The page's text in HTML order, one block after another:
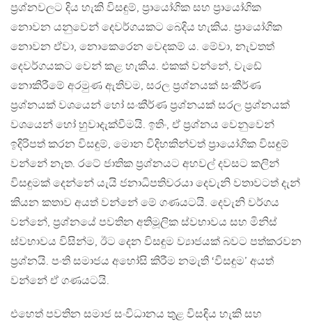
ප්‍රශ්නවලට දිය හැකි විසඳුම්, ප්‍රායෝගික සහ ප්‍රායෝගික
නොවන යනුවෙන් දෙවර්ගයකට බෙදිය හැකිය. ප්‍රායෝගික
නොවන ඒවා, නොකෙරෙන වෙදකම් ය. මේවා, නැවතත්
දෙවර්ගයකට වෙන් කළ හැකිය. එකක් වන්නේ, වැඩේ
නොකිරීමේ අරමුණ ඇතිවම, සරල ප්‍රශ්නයක් සංකීර්ණ
ප්‍රශ්නයක් වශයෙන් හෝ සංකීර්ණ ප්‍රශ්නයක් සරල ප්‍රශ්නයක්
වශයෙන් හෝ හුවාදැක්වීමයි. ඉතිං, ඒ ප්‍රශ්නය වෙනුවෙන්
ඉදිරිපත් කරන විසඳුම්, මොන විදිහකින්වත් ප්‍රායෝගික විසඳුම්
වන්නේ නැත. රටේ ජාතික ප්‍රශ්නයට අහවල් දවසට කලින්
විසඳුමක් දෙන්නේ යැයි ජනාධිපතිවරයා දෙවැනි වතාවටත් දැන්
කියන කතාව අයත් වන්නේ මේ ගණයටයි. දෙවැනි වර්ගය
වන්නේ, ප්‍රශ්නයේ පවතින අතිමූලික ස්වභාවය සහ මිනිස්
ස්වභාවය විසින්ම, ඊට දෙන විසඳුම ව්‍යාජයක් බවට පත්කරවන
ප්‍රශ්නයි. පංති සමාජය අහෝසි කිරීම නමැති ‘විසඳුම’ අයත්
වන්නේ ඒ ගණයටයි.
එහෙත් පවතින සමාජ සංවිධානය තුළ විසඳිය හැකි සහ